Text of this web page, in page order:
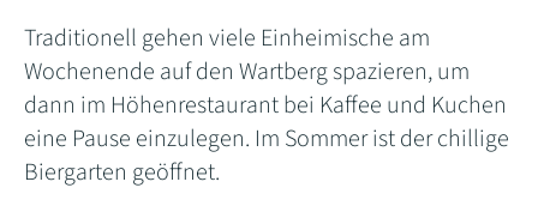
Traditionell gehen viele Einheimische am
Wochenende auf den Wartberg spazieren, um
dann im Höhenrestaurant bei Kaffee und Kuchen
eine Pause einzulegen. Im Sommer ist der chillige
Biergarten geöffnet.